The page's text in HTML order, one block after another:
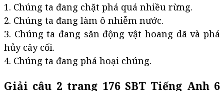
1. Chúng ta đang chặt phá quá nhiều rừng.
2. Chúng ta đang làm ô nhiễm nước.
3. Chúng ta đang săn động vật hoang dã và phá
hủy cây cối.
4. Chúng ta đang phá hoại chúng.
Giải câu 2 trang 176 SBT Tiếng Anh 6